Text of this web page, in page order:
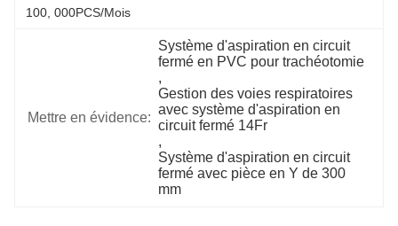
100, 000PCS/mois
Mettre en évidence:
Système d'aspiration en circuit
fermé en PVC pour trachéotomie
,
Gestion des voies respiratoires
avec système d'aspiration en
circuit fermé 14Fr
,
Système d'aspiration en circuit
fermé avec pièce en Y de 300
mm